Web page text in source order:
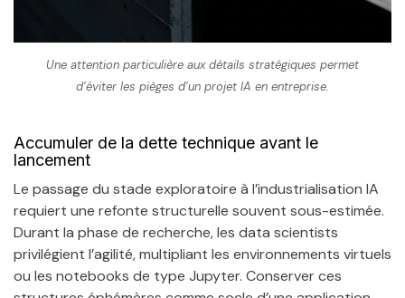
Une attention particulière aux détails stratégiques permet
d’éviter les pièges d’un projet IA en entreprise.
Accumuler de la dette technique avant le
lancement
Le passage du stade exploratoire à l’industrialisation IA
requiert une refonte structurelle souvent sous-estimée.
Durant la phase de recherche, les data scientists
privilégient l’agilité, multipliant les environnements virtuels
ou les notebooks de type Jupyter. Conserver ces